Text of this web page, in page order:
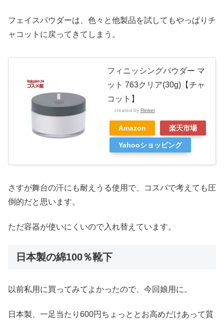
フェイスパウダーは、色々と他製品を試してもやっぱりチ
ャコットに戻ってきてしまう。
フィニッシングパウダー マ
ット 763クリア(30g)【チャ
コット】
created by Rinker
Amazon 楽天市場
Yahooショッピング
さすが舞台の汗にも耐えうる使用で、コスパで考えても圧
倒的だと思います。
ただ容器が使いにくいので入れ替えています。
日本製の綿100％靴下
以前私用に買ってみてよかったので、今回娘用に。
日本製、一足当たり600円ちょっととお高めだけあって質